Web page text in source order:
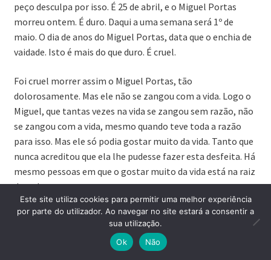
peço desculpa por isso. É 25 de abril, e o Miguel Portas
morreu ontem. É duro. Daqui a uma semana será 1º de
maio. O dia de anos do Miguel Portas, data que o enchia de
vaidade. Isto é mais do que duro. É cruel.
Foi cruel morrer assim o Miguel Portas, tão
dolorosamente. Mas ele não se zangou com a vida. Logo o
Miguel, que tantas vezes na vida se zangou sem razão, não
se zangou com a vida, mesmo quando teve toda a razão
para isso. Mas ele só podia gostar muito da vida. Tanto que
nunca acreditou que ela lhe pudesse fazer esta desfeita. Há
mesmo pessoas em que o gostar muito da vida está na raiz
de tudo.
Isto irá, Miguel. Hoje é 25 de abril. É dia de descer a Avenida
da Liberdade. Vão lá muitos amigos, de cravo na mão,
camaradas teus, namoradas tuas, gente com quem te
Este site utiliza cookies para permitir uma melhor experiência
por parte do utilizador. Ao navegar no site estará a consentir a
sua utilização.
Ok
Não